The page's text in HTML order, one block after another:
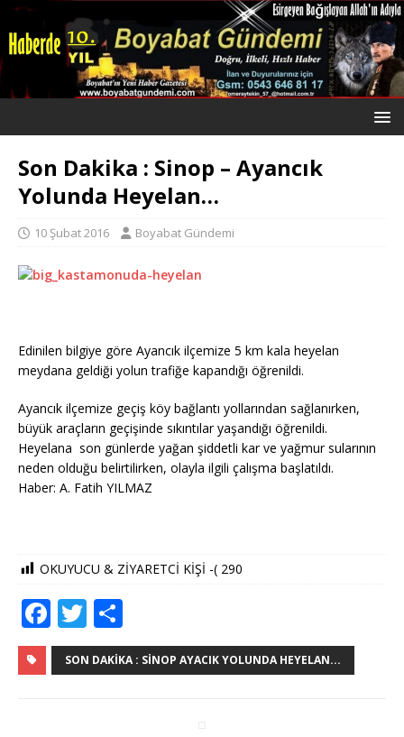
Son Dakika : Sinop – Ayancık
Yolunda Heyelan…
10 Şubat 2016 Boyabat Gündemi
Edinilen bilgiye göre Ayancık ilçemize 5 km kala heyelan
meydana geldiği yolun trafiğe kapandığı öğrenildi.
Ayancık ilçemize geçiş köy bağlantı yollarından sağlanırken,
büyük araçların geçişinde sıkıntılar yaşandığı öğrenildi.
Heyelana son günlerde yağan şiddetli kar ve yağmur sularının
neden olduğu belirtilirken, olayla ilgili çalışma başlatıldı.
Haber: A. Fatih YILMAZ
OKUYUCU & ZİYARETCİ KİŞİ -( 290
F
a
c
T
w
it
h
ar
SON DAKIKA : SINOP AYACIK YOLUNDA HEYELAN...